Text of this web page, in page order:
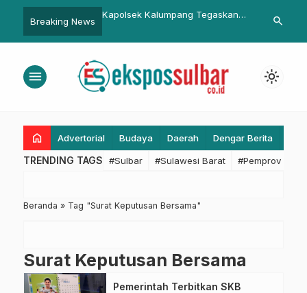
Breaking News
Ridwan Kamil:
dan Jaga Ketertiban
Kapolsek Kalumpang Tegaskan
adalah Hoaks
Tantangan
Teknologi
search
menu light_mode
home Advertorial Budaya Daerah Dengar Berita
TRENDING TAGS #Sulbar #Sulawesi Barat #Pemprov
Beranda » Tag "Surat Keputusan Bersama"
Surat Keputusan Bersama
Pemerintah Terbitkan SKB